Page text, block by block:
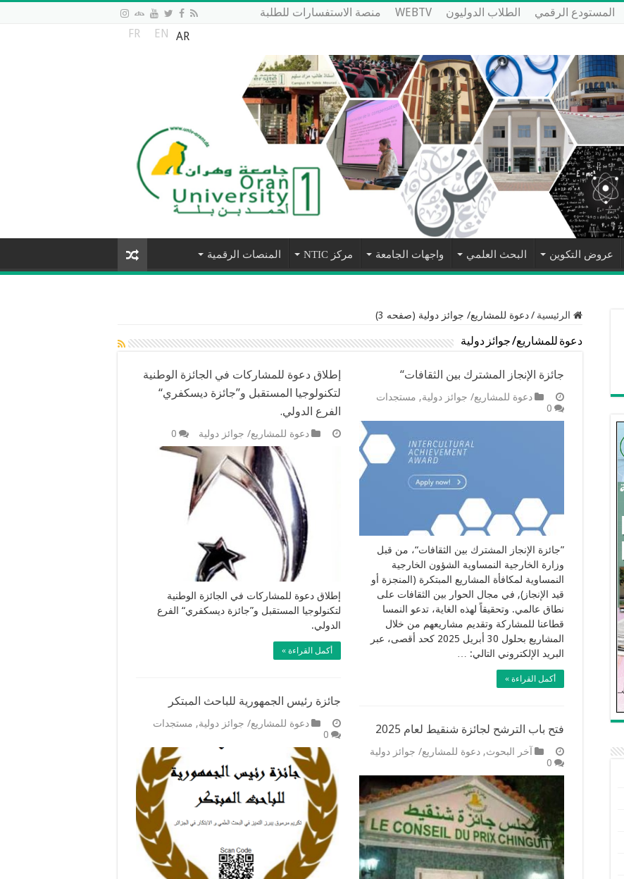
المستودع الرقمي الطلاب الدوليون WEBTV
منصة الاستفسارات للطلبة
AR
EN
FR
عروض التكوين البحث العلمي واجهات الجامعة مركز NTIC المنصات الرقمية
الرئيسية /دعوة للمشاريع/ جوائز دولية (صفحه 3)
دعوة للمشاريع/ جوائز دولية
جائزة الإنجاز المشترك بين الثقافات“
دعوة للمشاريع/ جوائز دولية, مستجدات
0
”جائزة الإنجاز المشترك بين الثقافات“، من قبل
وزارة الخارجية النمساوية الشؤون الخارجية
النمساوية لمكافأة المشاريع المبتكرة (المنجزة أو
قيد الإنجاز), في مجال الحوار بين الثقافات على
نطاق عالمي. وتحقيقاً لهذه الغاية، تدعو النمسا
قطاعنا للمشاركة وتقديم مشاريعهم من خلال
المشاريع بحلول 30 أبريل 2025 كحد أقصى، عبر
البريد الإلكتروني التالي: …
أكمل القراءة »
إطلاق دعوة للمشاركات في الجائزة الوطنية
لتكنولوجيا المستقبل و”جائزة ديسكفري“
الفرع الدولي.
دعوة للمشاريع/ جوائز دولية 0
إطلاق دعوة للمشاركات في الجائزة الوطنية
لتكنولوجيا المستقبل و”جائزة ديسكفري“ الفرع
الدولي.
أكمل القراءة »
جائزة رئيس الجمهورية للباحث المبتكر
دعوة للمشاريع/ جوائز دولية, مستجدات
0
فتح باب الترشح لجائزة شنقيط لعام 2025
آخر البحوث,دعوة للمشاريع/ جوائز دولية
0